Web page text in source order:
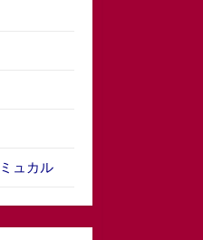
ュカル